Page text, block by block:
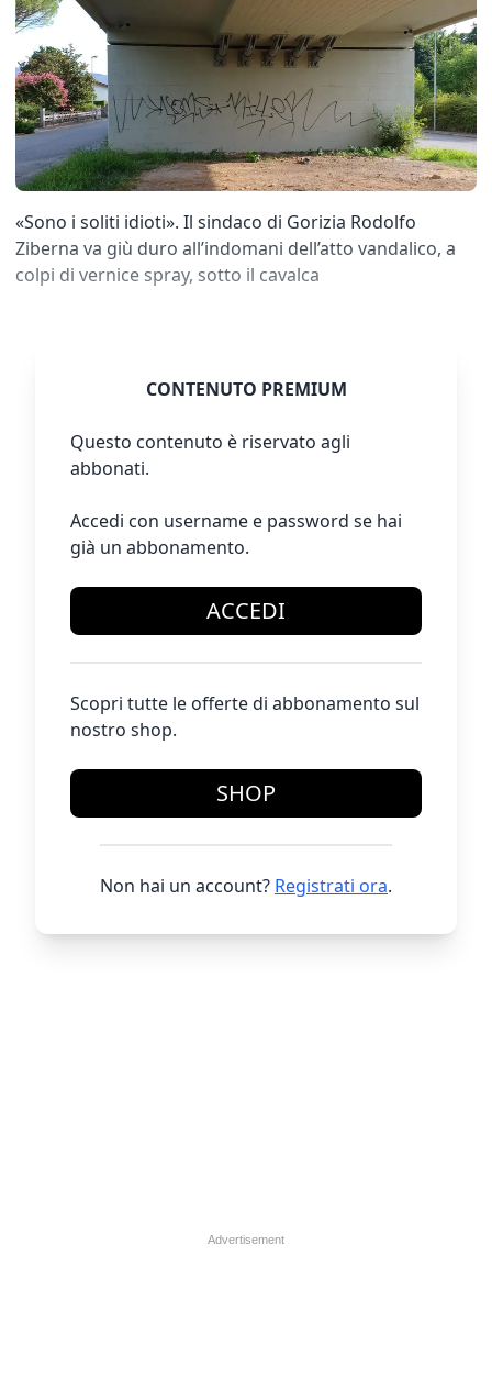
«Sono i soliti idioti». Il sindaco di Gorizia Rodolfo
Ziberna va giù duro all’indomani dell’atto vandalico, a
colpi di vernice spray, sotto il cavalca
CONTENUTO PREMIUM
Questo contenuto è riservato agli
abbonati.
Accedi con username e password se hai
già un abbonamento.
ACCEDI
Scopri tutte le offerte di abbonamento sul
nostro shop.
SHOP
Non hai un account? Registrati ora.